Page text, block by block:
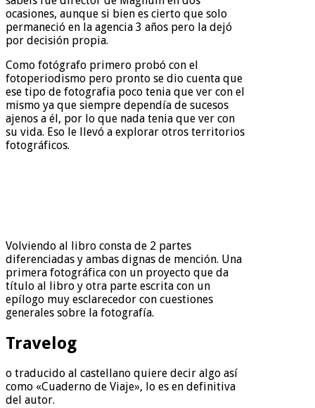
ocasiones, aunque si bien es cierto que solo
permaneció en la agencia 3 años pero la dejó
por decisión propia.
Como fotógrafo primero probó con el
fotoperiodismo pero pronto se dio cuenta que
ese tipo de fotografia poco tenia que ver con el
mismo ya que siempre dependía de sucesos
ajenos a él, por lo que nada tenia que ver con
su vida. Eso le llevó a explorar otros territorios
fotográficos.
Volviendo al libro consta de 2 partes
diferenciadas y ambas dignas de mención. Una
primera fotográfica con un proyecto que da
título al libro y otra parte escrita con un
epílogo muy esclarecedor con cuestiones
generales sobre la fotografía.
Travelog
o traducido al castellano quiere decir algo así
como «Cuaderno de Viaje», lo es en definitiva
del autor.